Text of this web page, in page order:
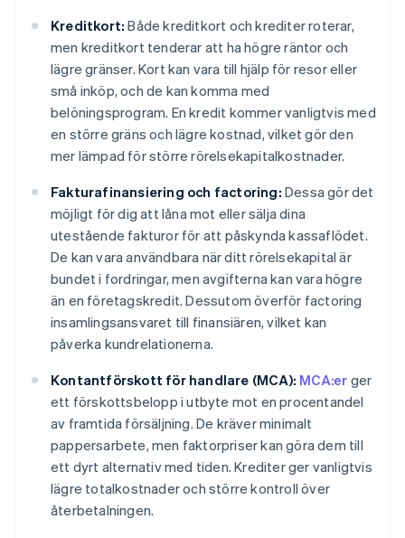
Kreditkort: Både kreditkort och krediter roterar,
men kreditkort tenderar att ha högre räntor och
lägre gränser. Kort kan vara till hjälp för resor eller
små inköp, och de kan komma med
belöningsprogram. En kredit kommer vanligtvis med
en större gräns och lägre kostnad, vilket gör den
mer lämpad för större rörelsekapitalkostnader.
Fakturafinansiering och factoring: Dessa gör det
möjligt för dig att låna mot eller sälja dina
utestående fakturor för att påskynda kassaflödet.
De kan vara användbara när ditt rörelsekapital är
bundet i fordringar, men avgifterna kan vara högre
än en företagskredit. Dessutom överför factoring
insamlingsansvaret till finansiären, vilket kan
påverka kundrelationerna.
Kontantförskott för handlare (MCA): MCA:er ger
ett förskottsbelopp i utbyte mot en procentandel
av framtida försäljning. De kräver minimalt
pappersarbete, men faktorpriser kan göra dem till
ett dyrt alternativ med tiden. Krediter ger vanligtvis
lägre totalkostnader och större kontroll över
återbetalningen.